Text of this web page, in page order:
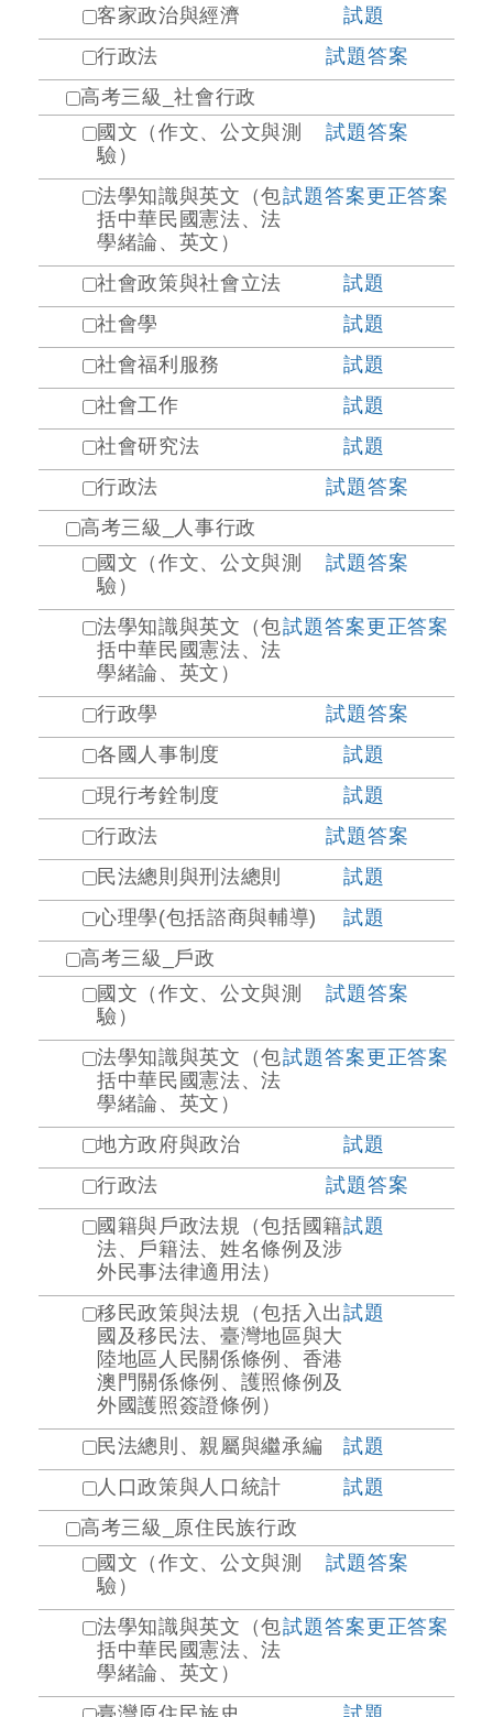
客家政治與經濟
試題
行政法
試題答案
高考三級_社會行政
國文（作文、公文與測
驗）
試題答案
法學知識與英文（包
括中華民國憲法、法
學緒論、英文）
試題答案更正答案
社會政策與社會立法
試題
社會學
試題
社會福利服務
試題
社會工作
試題
社會研究法
試題
行政法
試題答案
高考三級_人事行政
國文（作文、公文與測
驗）
試題答案
法學知識與英文（包
括中華民國憲法、法
學緒論、英文）
試題答案更正答案
行政學 試題答案
各國人事制度
試題
現行考銓制度
試題
行政法
試題答案
民法總則與刑法總則
試題
心理學(包括諮商與輔導)
試題
高考三級_戶政
國文（作文、公文與測
驗）
試題答案
法學知識與英文（包
括中華民國憲法、法
學緒論、英文）
試題答案更正答案
地方政府與政治
試題
行政法
試題答案
國籍與戶政法規（包括國籍
法、戶籍法、姓名條例及涉
外民事法律適用法）
試題
移民政策與法規（包括入出
國及移民法、臺灣地區與大
陸地區人民關係條例、香港
澳門關係條例、護照條例及
外國護照簽證條例）
試題
民法總則、親屬與繼承編
試題
人口政策與人口統計
試題
高考三級_原住民族行政
國文（作文、公文與測
驗）
試題答案
法學知識與英文（包
括中華民國憲法、法
學緒論、英文）
試題答案更正答案